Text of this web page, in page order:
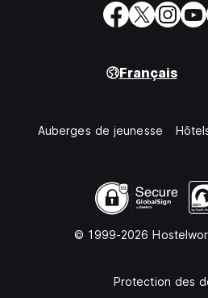
Français
Auberges de jeunesse
© 1999-2026
Protection des